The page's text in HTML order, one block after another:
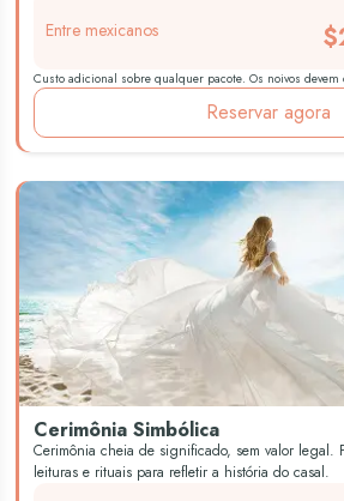
Entre mexicanos
Custo adicional sobre qualquer pacote. Os noivos
Reservar agora
Cerimônia Simbólica
Cerimônia cheia de significado, sem valor legal.
leituras e rituais para refletir a história do casal.